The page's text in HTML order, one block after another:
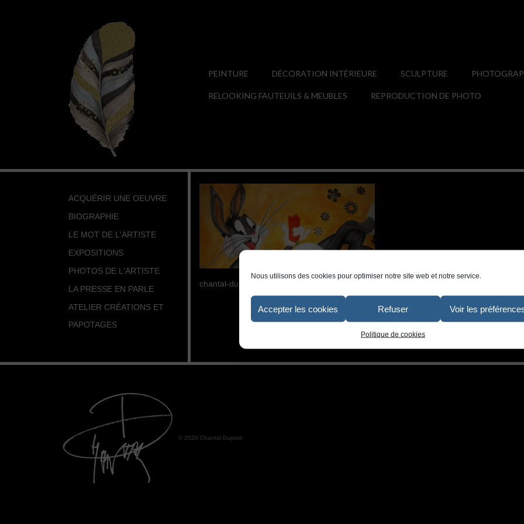
Nous utilisons des cookies pour optimiser notre site web et notre service.
Accepter les cookies Refuser Voir les
Politique de cookies
PEINTURE DÉCORATION INTÉRIEURE SCULPTURE
RELOOKING FAUTEUILS & MEUBLES REPRODUCTION DE PHOTO
chantal-dupetit-artiste-peintre-decoration-interieure-chambre-enfant-lapin-bugs-bunny
ACQUÉRIR UNE OEUVRE
BIOGRAPHIE
LE MOT DE L'ARTISTE
EXPOSITIONS
PHOTOS DE L'ARTISTE
LA PRESSE EN PARLE
ATELIER CRÉATIONS ET
PAPOTAGES
© 2026 Chantal Dupetit